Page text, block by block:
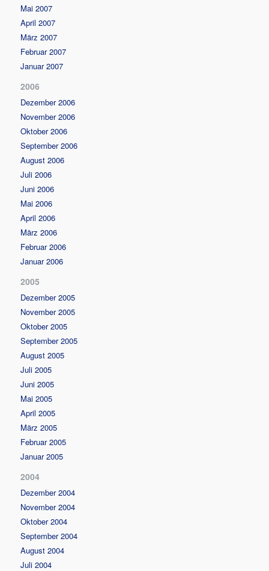
Mai 2007
April 2007
März 2007
Februar 2007
Januar 2007
2006
Dezember 2006
November 2006
Oktober 2006
September 2006
August 2006
Juli 2006
Juni 2006
Mai 2006
April 2006
März 2006
Februar 2006
Januar 2006
2005
Dezember 2005
November 2005
Oktober 2005
September 2005
August 2005
Juli 2005
Juni 2005
Mai 2005
April 2005
März 2005
Februar 2005
Januar 2005
2004
Dezember 2004
November 2004
Oktober 2004
September 2004
August 2004
Juli 2004